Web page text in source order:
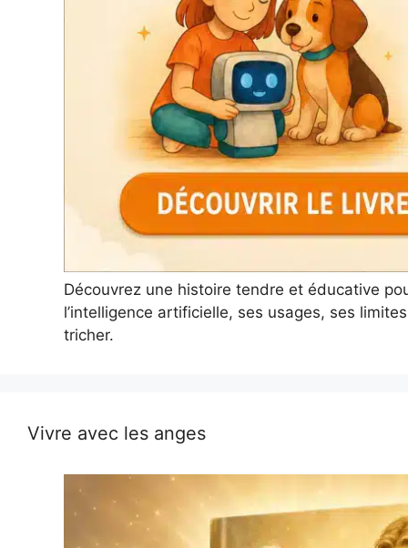
Découvrez une histoire tendre et éducative
l’intelligence artificielle, ses usages, ses
tricher.
Vivre avec les anges